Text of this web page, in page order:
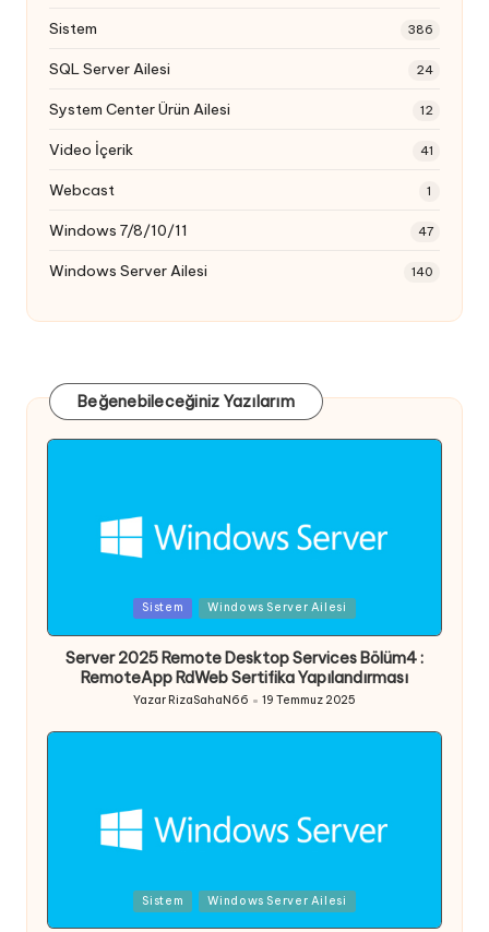
Sistem 386
SQL Server Ailesi 24
System Center Ürün Ailesi 12
Video İçerik 41
Webcast 1
Windows 7/8/10/11 47
Windows Server Ailesi 140
Beğenebileceğiniz Yazılarım
Sistem Windows Server Ailesi
Server 2025 Remote Desktop Services Bölüm4 :
RemoteApp RdWeb Sertifika Yapılandırması
Posted
by
Yazar RizaSahaN66 19 Temmuz 2025
Sistem Windows Server Ailesi